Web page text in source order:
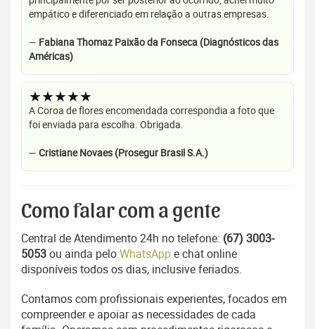
empático e diferenciado em relação a outras empresas.
— Fabiana Thomaz Paixão da Fonseca (Diagnósticos das
Américas)
★★★★★
A Coroa de flores encomendada correspondia a foto que
foi enviada para escolha. Obrigada.
— Cristiane Novaes (Prosegur Brasil S.A.)
Como falar com a gente
Central de Atendimento 24h no telefone: (67) 3003-
5053ou ainda peloWhatsAppe chat online
disponíveis todos os dias, inclusive feriados.
Contamos com profissionais experientes, focados em
compreender e apoiar as necessidades de cada